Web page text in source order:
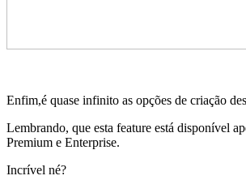
Enfim,é quase infinito as opções de criação
Lembrando, que esta feature está disponível
Premium e Enterprise.
Incrível né?